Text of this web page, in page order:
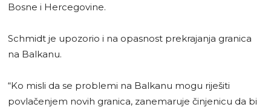
Bosne i Hercegovine.
Schmidt je upozorio i na opasnost prekrajanja granica
na Balkanu.
“Ko misli da se problemi na Balkanu mogu riješiti
povlačenjem novih granica, zanemaruje činjenicu da bi